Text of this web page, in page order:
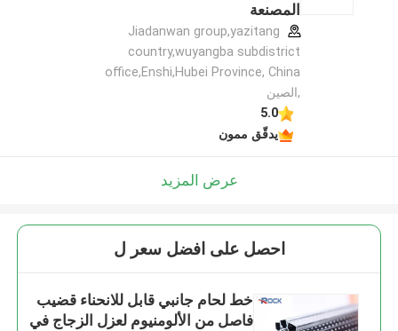
المصنعة
Jiadanwan group,yazitang
country,wuyangba subdistrict
office,Enshi,Hubei Province, China
,الصين
5.0
يدقّق ممون
عرض المزيد
احصل على افضل سعر ل
خط لحام جانبي قابل للانحناء قضيب
فاصل من الألومنيوم لعزل الزجاج في